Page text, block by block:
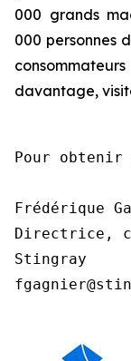
000 grands
000 personnes
davantage,
Pour obtenir
Frédérique
Directrice,
Stingray